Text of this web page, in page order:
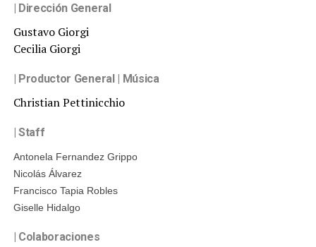
| Dirección General
Gustavo Giorgi
Cecilia Giorgi
| Productor General | Música
Christian Pettinicchio
| Staff
Antonela Fernandez Grippo
Nicolás Álvarez
Francisco Tapia Robles
Giselle Hidalgo
| Colaboraciones